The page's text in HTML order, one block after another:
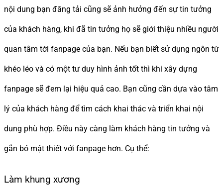
nội dung bạn đăng tải cũng sẽ ảnh hưởng đến sự tin tưởng
của khách hàng, khi đã tin tưởng họ sẽ giới thiệu nhiều người
quan tâm tới fanpage của bạn. Nếu bạn biết sử dụng ngôn từ
khéo léo và có một tư duy hình ảnh tốt thì khi xây dựng
fanpage sẽ đem lại hiệu quả cao. Bạn cũng cần dựa vào tâm
lý của khách hàng để tìm cách khai thác và triển khai nội
dung phù hợp. Điều này càng làm khách hàng tin tưởng và
gắn bó mật thiết với fanpage hơn. Cụ thể:
Làm khung xương